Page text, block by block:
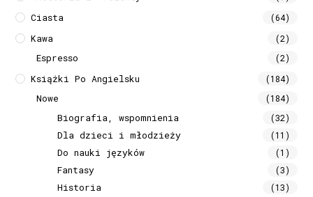
Ciasta (64)
Kawa (2)
Espresso (2)
Książki Po Angielsku (184)
Nowe (184)
Biografia, wspomnienia (32)
Dla dzieci i młodzieży (11)
Do nauki języków (1)
Fantasy (3)
Historia (13)